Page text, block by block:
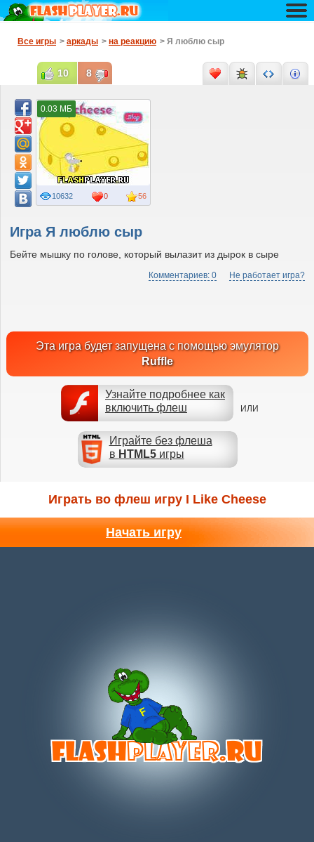
Все игры > аркады > на реакцию > Я люблю сыр
Игра Я люблю сыр
Бейте мышку по голове, который вылазит из дырок в сыре
Комментариев: 0 Не работает игра?
Эта игра будет запущена с помощью эмулятор
Ruffle
Узнайте подробнее как
включить флеш
ИЛИ
Играйте без флеша
в HTML5игры
56
10632 0
0.03 МБ
10 8
Играть во флеш игру I Like Cheese
Начать игру